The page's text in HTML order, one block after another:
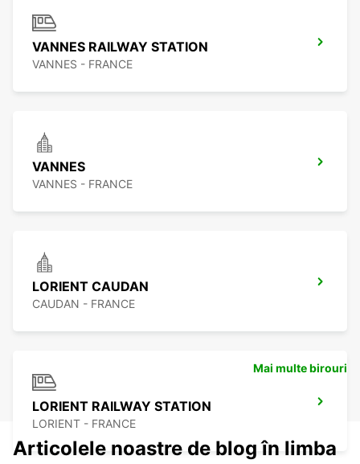
VANNES RAILWAY STATION
VANNES - FRANCE
VANNES
VANNES - FRANCE
LORIENT CAUDAN
CAUDAN - FRANCE
LORIENT RAILWAY STATION
LORIENT - FRANCE
Mai multe birouri
Articolele noastre de blog în limba